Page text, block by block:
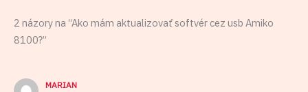
2 názory na “Ako mám aktualizovať softvér cez usb Amiko
8100?”
MARIAN